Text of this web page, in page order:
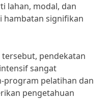
lahan, modal, dan
hambatan signifikan
pendekatan
sangat
program pelatihan dan
pengetahuan